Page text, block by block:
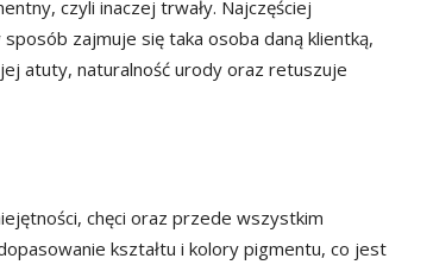
czyli inaczej trwały. Najczęściej
zajmuje się taka osoba daną klientką,
atuty, naturalność urody oraz retuszuje
chęci oraz przede wszystkim
kształtu i kolory pigmentu, co jest